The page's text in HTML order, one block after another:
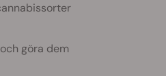
göra dem